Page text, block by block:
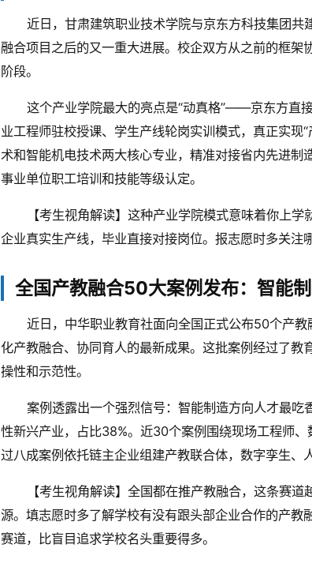
近日，甘肃建筑职业技术学院与京东方科技集团共
融合项目之后的又一重大进展。校企双方从之前的框
阶段。
这个产业学院最大的亮点是“动真格”——京东方直
业工程师驻校授课、学生产线轮岗实训模式，真正实现
术和智能机电技术两大核心专业，精准对接省内先进
事业单位职工培训和技能等级认定。
【考生视角解读】这种产业学院模式意味着你上
企业真实生产线，毕业直接对接岗位。报志愿时多关注
全国产教融合50大案例发布：智能
近日，中华职业教育社面向全国正式公布50个产
化产教融合、协同育人的最新成果。这批案例经过了
操性和示范性。
案例透露出一个强烈信号：智能制造方向人才最
性新兴产业，占比38%。近30个案例围绕现场工程师
过八成案例依托链主企业组建产教联合体，数字孪生、
【考生视角解读】全国都在推产教融合，这条赛
源。填志愿时多了解学校有没有跟头部企业合作的产
赛道，比盲目追求学校名头重要得多。